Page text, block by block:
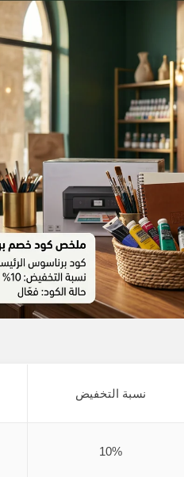
نسبة التخفيض
10%